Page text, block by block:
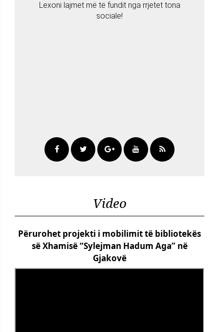
Lexoni lajmet më të fundit nga rrjetet tona
sociale!
Video
Përurohet projekti i mobilimit të bibliotekës
së Xhamisë “Sylejman Hadum Aga” në
Gjakovë